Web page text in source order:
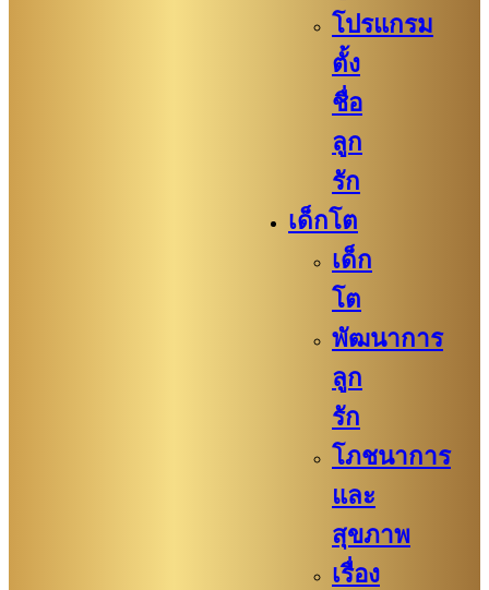
โปรแกรม
ตั้ง
ชื่อ
ลูก
รัก
เด็กโต
เด็ก
โต
พัฒนาการ
ลูก
รัก
โภชนาการ
และ
สุขภาพ
เรื่อง